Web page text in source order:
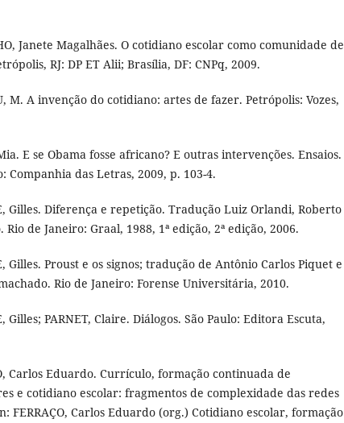
Janete Magalhães. O cotidiano escolar como comunidade de
RJ: DP ET Alii; Brasília, DF: CNPq, 2009.
M. A invenção do cotidiano: artes de fazer. Petrópolis: Vozes,
E se Obama fosse africano? E outras intervenções. Ensaios.
Companhia das Letras, 2009, p. 103-4.
Gilles. Diferença e repetição. Tradução Luiz Orlandi, Roberto
Rio de Janeiro: Graal, 1988, 1ª edição, 2ª edição, 2006.
Gilles. Proust e os signos; tradução de Antônio Carlos Piquet e
Rio de Janeiro: Forense Universitária, 2010.
Gilles; PARNET, Claire. Diálogos. São Paulo: Editora Escuta,
Carlos Eduardo. Currículo, formação continuada de
e cotidiano escolar: fragmentos de complexidade das redes
FERRAÇO, Carlos Eduardo (org.) Cotidiano escolar, formação